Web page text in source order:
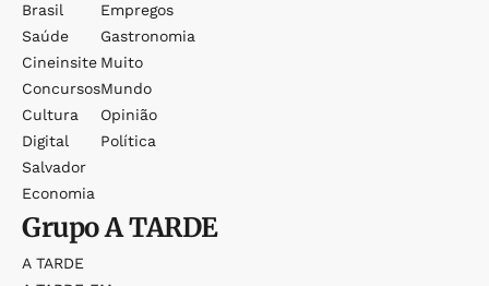
Brasil
Saúde
Cineinsite
Concursos
Cultura
Digital
Salvador
Economia
Empregos
Gastronomia
Muito
Mundo
Opinião
Política
GrupoA TARDE
A TARDE